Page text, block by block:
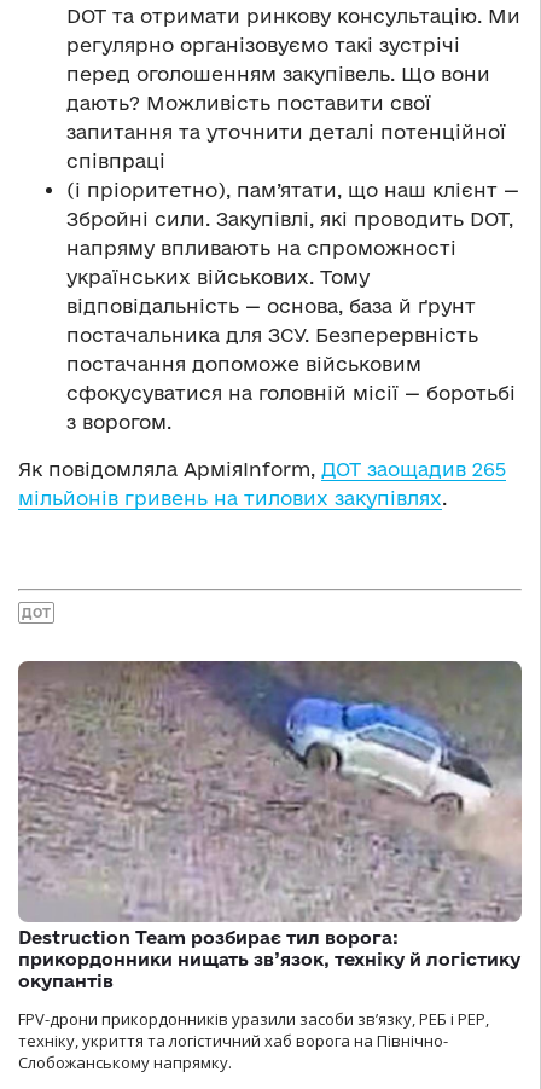
DOT та отримати ринкову консультацію. Ми
регулярно організовуємо такі зустрічі
перед оголошенням закупівель. Що вони
дають? Можливість поставити свої
запитання та уточнити деталі потенційної
співпраці
(і пріоритетно), пам’ятати, що наш клієнт —
Збройні сили. Закупівлі, які проводить DOT,
напряму впливають на спроможності
українських військових. Тому
відповідальність — основа, база й ґрунт
постачальника для ЗСУ. Безперервність
постачання допоможе військовим
сфокусуватися на головній місії — боротьбі
з ворогом.
Як повідомляла АрміяInform, ДОТ заощадив 265
мільйонів гривень на тилових закупівлях.
ДОТ
Destruction Team розбирає тил ворога:
прикордонники нищать зв’язок, техніку й логістику
окупантів
FPV-дрони прикордонників уразили засоби зв’язку, РЕБ і РЕР,
техніку, укриття та логістичний хаб ворога на Північно-
Слобожанському напрямку.